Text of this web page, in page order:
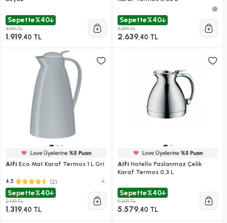
Sepette%40
3.199 TL
1.919,40 TL
Sepette%40
4.399 TL
2.639,40 TL
Alfi Eco Mat Karaf Termos 1 L Gri
4.5 (2) +
Sepette%40
2.199 TL
1.319,40 TL
Alfi Hotello Paslanmaz Çelik
Karaf Termos 0,3 L
Sepette%40
9.299 TL
5.579,40 TL